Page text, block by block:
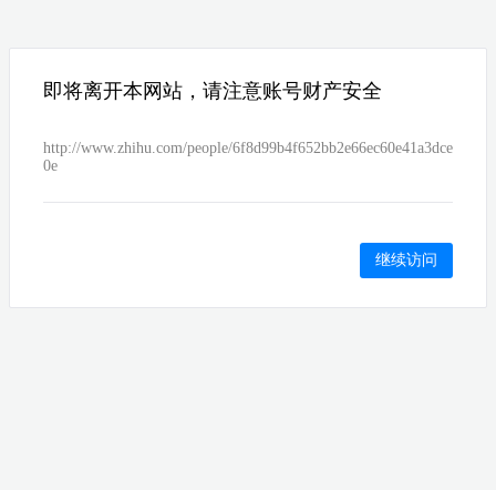
即将离开本网站，请注意账号财产安全
http://www.zhihu.com/people/6f8d99b4f652bb2e66ec60e41a3dce
0e
继续访问